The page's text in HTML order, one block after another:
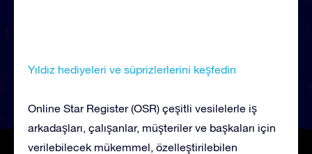
Yıldız hediyeleri ve süprizlerlerini keşfedin
Online Star Register (OSR) çeşitli vesilelerle iş
arkadaşları, çalışanlar, müşteriler ve başkaları için
verilebilecek mükemmel, özelleştirilebilen